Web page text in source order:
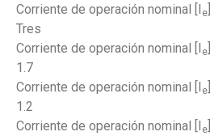
Corriente de operación nominal [I e
Tres
Corriente de operación nominal [I e
1.7
Corriente de operación nominal [I e
1.2
Corriente de operación nominal [I e